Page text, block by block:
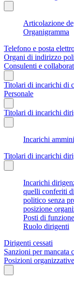
Articolazione
Organigramma
Telefono e posta
Organi di indirizzo
Consulenti e
Titolari di incarichi di
Personale
Titolari di incarichi
Incarichi
Titolari di incarichi
Incarichi
quelli conferiti
politico senza
posizione
Posti di
Ruolo dirigenti
Dirigenti cessati
Sanzioni per mancata
Posizioni organizzative